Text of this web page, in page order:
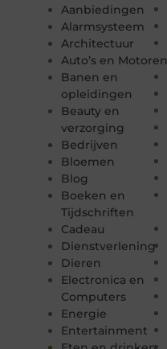
Aanbiedingen
Alarmsysteem
Architectuur
Auto’s en Motoren
Banen en
opleidingen
Beauty en
verzorging
Bedrijven
Bloemen
Blog
Boeken en
Tijdschriften
Cadeau
Dienstverlening
Dieren
Electronica en
Computers
Energie
Entertainment